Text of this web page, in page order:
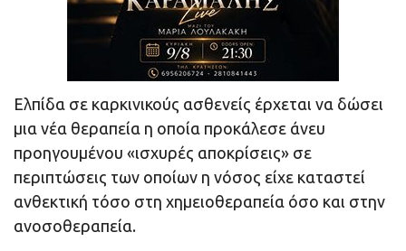
Ελπίδα σε καρκινικούς ασθενείς έρχεται να δώσει
μια νέα θεραπεία η οποία προκάλεσε άνευ
προηγουμένου «ισχυρές αποκρίσεις» σε
περιπτώσεις των οποίων η νόσος είχε καταστεί
ανθεκτική τόσο στη χημειοθεραπεία όσο και στην
ανοσοθεραπεία.